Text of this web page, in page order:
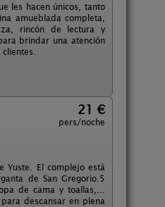
les hacen únicos, tanto
amueblada completa,
rincón de lectura y
brindar una atención
21 €
pers/noche
Yuste. El complejo está
de San Gregorio.5
de cama y toallas,...
descansar en plena